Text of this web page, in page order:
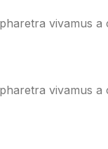
vivamus a
vivamus a